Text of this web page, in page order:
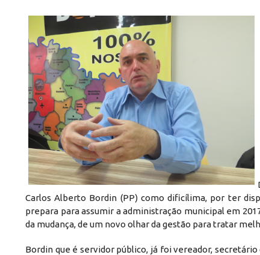
Carlos Alberto Bordin (PP) como dificílima, por ter
prepara para assumir a administração municipal em
da mudança, de um novo olhar da gestão para tratar
Bordin que é servidor público, já foi vereador,